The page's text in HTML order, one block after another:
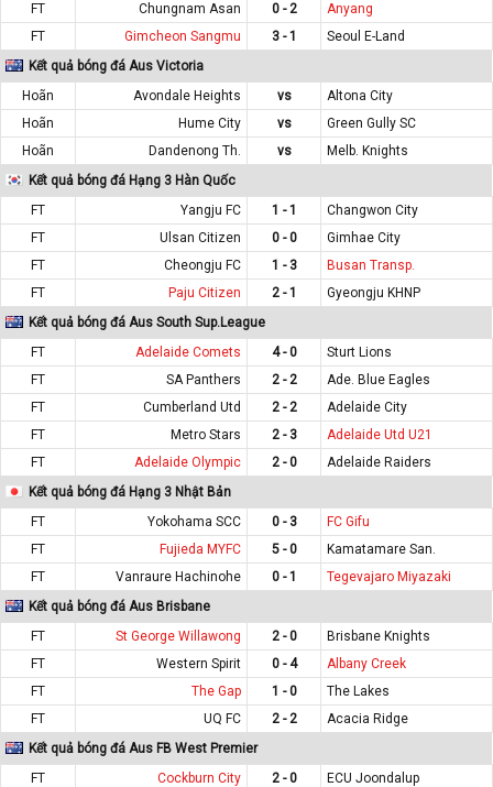
FT
Chungnam Asan 0 - 2
Anyang
FT
Gimcheon Sangmu 3 - 1
Seoul E-Land
Kết quả bóng đá Aus Victoria
Hoãn
Avondale Heights vs
Altona City
Hoãn
Hume City vs
Green Gully SC
Hoãn
Dandenong Th. vs
Melb. Knights
Kết quả bóng đá Hạng 3 Hàn Quốc
FT
Yangju FC 1 - 1
Changwon City
FT
Ulsan Citizen 0 - 0
Gimhae City
FT
Cheongju FC 1 - 3
Busan Transp.
FT
Paju Citizen 2 - 1
Gyeongju KHNP
Kết quả bóng đá Aus South Sup.League
FT
Adelaide Comets 4 - 0
Sturt Lions
FT
SA Panthers 2 - 2
Ade. Blue Eagles
FT
Cumberland Utd 2 - 2
Adelaide City
FT
Metro Stars 2 - 3
Adelaide Utd U21
FT
Adelaide Olympic 2 - 0
Adelaide Raiders
Kết quả bóng đá Hạng 3 Nhật Bản
FT
Yokohama SCC 0 - 3
FC Gifu
FT
Fujieda MYFC 5 - 0
Kamatamare San.
FT
Vanraure Hachinohe 0 - 1
Tegevajaro Miyazaki
Kết quả bóng đá Aus Brisbane
FT
St George Willawong 2 - 0
Brisbane Knights
FT
Western Spirit 0 - 4
Albany Creek
FT
The Gap 1 - 0
The Lakes
FT
UQ FC 2 - 2
Acacia Ridge
Kết quả bóng đá Aus FB West Premier
FT
Cockburn City 2 - 0
ECU Joondalup